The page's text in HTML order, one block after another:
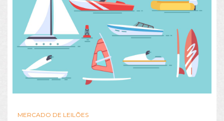
MERCADO DE LEILÕES